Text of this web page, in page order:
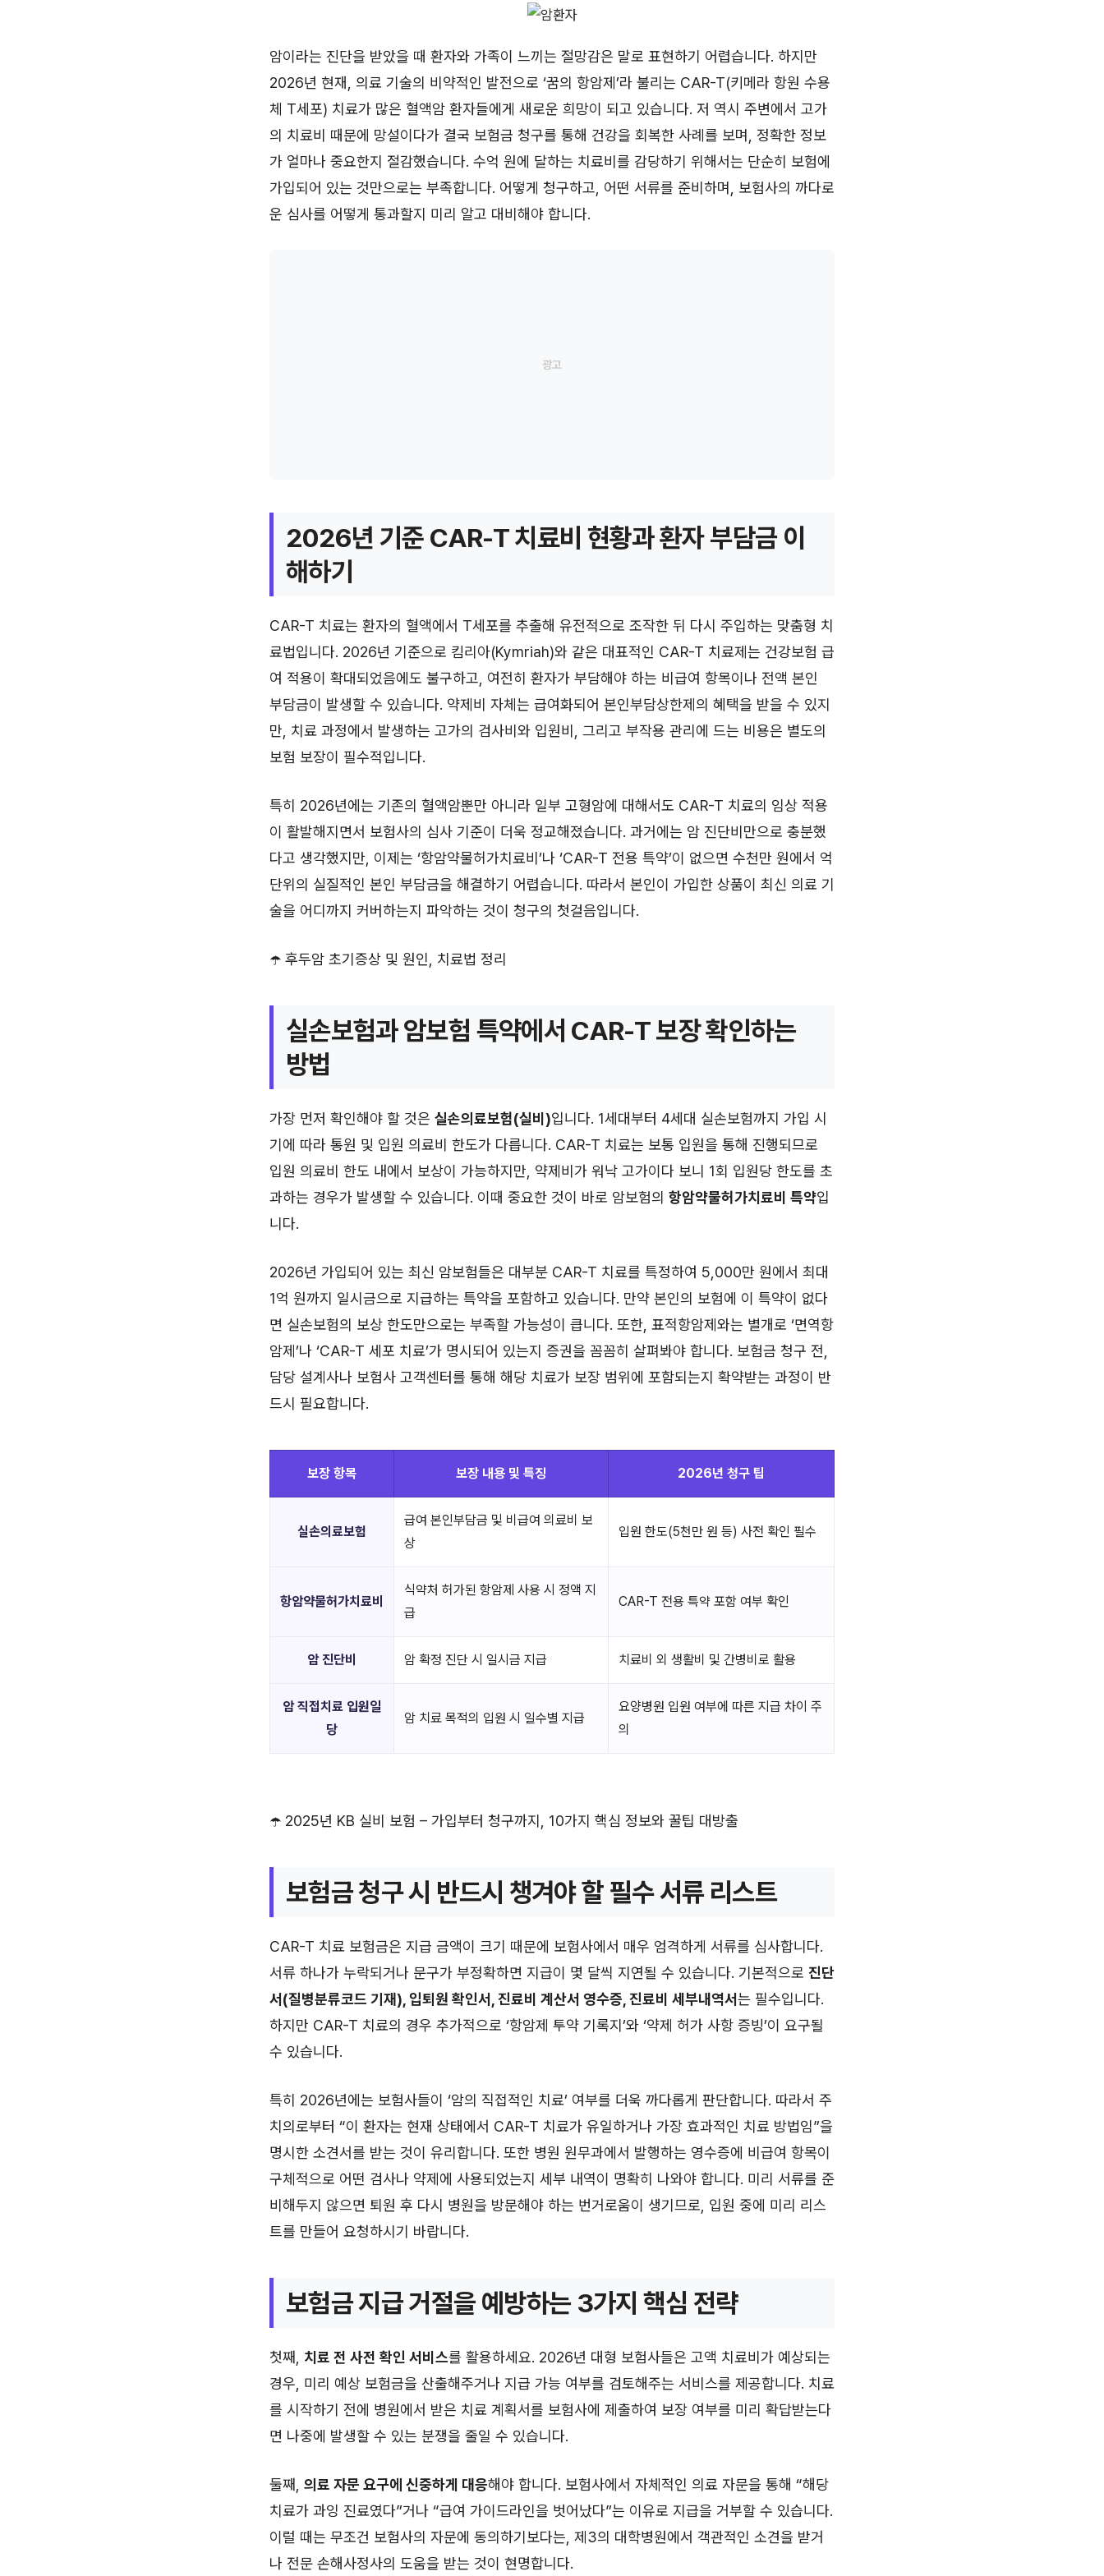
암이라는 진단을 받았을 때 환자와 가족이 느끼는 절망감은 말로 표현하기 어렵습니다. 하지만
2026년 현재, 의료 기술의 비약적인 발전으로 ‘꿈의 항암제’라 불리는 CAR-T(키메라 항원 수용
체 T세포) 치료가 많은 혈액암 환자들에게 새로운 희망이 되고 있습니다. 저 역시 주변에서 고가
의 치료비 때문에 망설이다가 결국 보험금 청구를 통해 건강을 회복한 사례를 보며, 정확한 정보
가 얼마나 중요한지 절감했습니다. 수억 원에 달하는 치료비를 감당하기 위해서는 단순히 보험에
가입되어 있는 것만으로는 부족합니다. 어떻게 청구하고, 어떤 서류를 준비하며, 보험사의 까다로
운 심사를 어떻게 통과할지 미리 알고 대비해야 합니다.
2026년 기준 CAR-T 치료비 현황과 환자 부담금 이
해하기
CAR-T 치료는 환자의 혈액에서 T세포를 추출해 유전적으로 조작한 뒤 다시 주입하는 맞춤형 치
료법입니다. 2026년 기준으로 킴리아(Kymriah)와 같은 대표적인 CAR-T 치료제는 건강보험 급
여 적용이 확대되었음에도 불구하고, 여전히 환자가 부담해야 하는 비급여 항목이나 전액 본인
부담금이 발생할 수 있습니다. 약제비 자체는 급여화되어 본인부담상한제의 혜택을 받을 수 있지
만, 치료 과정에서 발생하는 고가의 검사비와 입원비, 그리고 부작용 관리에 드는 비용은 별도의
보험 보장이 필수적입니다.
특히 2026년에는 기존의 혈액암뿐만 아니라 일부 고형암에 대해서도 CAR-T 치료의 임상 적용
이 활발해지면서 보험사의 심사 기준이 더욱 정교해졌습니다. 과거에는 암 진단비만으로 충분했
다고 생각했지만, 이제는 ‘항암약물허가치료비’나 ‘CAR-T 전용 특약’이 없으면 수천만 원에서 억
단위의 실질적인 본인 부담금을 해결하기 어렵습니다. 따라서 본인이 가입한 상품이 최신 의료 기
술을 어디까지 커버하는지 파악하는 것이 청구의 첫걸음입니다.
☂️ 후두암 초기증상 및 원인, 치료법 정리
실손보험과 암보험 특약에서 CAR-T 보장 확인하는
방법
가장 먼저 확인해야 할 것은 실손의료보험(실비)입니다. 1세대부터 4세대 실손보험까지 가입 시
기에 따라 통원 및 입원 의료비 한도가 다릅니다. CAR-T 치료는 보통 입원을 통해 진행되므로
입원 의료비 한도 내에서 보상이 가능하지만, 약제비가 워낙 고가이다 보니 1회 입원당 한도를 초
과하는 경우가 발생할 수 있습니다. 이때 중요한 것이 바로 암보험의 항암약물허가치료비 특약입
니다.
2026년 가입되어 있는 최신 암보험들은 대부분 CAR-T 치료를 특정하여 5,000만 원에서 최대
1억 원까지 일시금으로 지급하는 특약을 포함하고 있습니다. 만약 본인의 보험에 이 특약이 없다
면 실손보험의 보상 한도만으로는 부족할 가능성이 큽니다. 또한, 표적항암제와는 별개로 ‘면역항
암제’나 ‘CAR-T 세포 치료’가 명시되어 있는지 증권을 꼼꼼히 살펴봐야 합니다. 보험금 청구 전,
담당 설계사나 보험사 고객센터를 통해 해당 치료가 보장 범위에 포함되는지 확약받는 과정이 반
드시 필요합니다.
보장 항목 보장 내용 및 특징 2026년 청구 팁
실손의료보험
급여 본인부담금 및 비급여 의료비 보
상
입원 한도(5천만 원 등) 사전 확인 필수
항암약물허가치료비
식약처 허가된 항암제 사용 시 정액 지
급
CAR-T 전용 특약 포함 여부 확인
암 진단비 암 확정 진단 시 일시금 지급 치료비 외 생활비 및 간병비로 활용
암 직접치료 입원일
당
암 치료 목적의 입원 시 일수별 지급
요양병원 입원 여부에 따른 지급 차이 주
의
☂️ 2025년 KB 실비 보험 – 가입부터 청구까지, 10가지 핵심 정보와 꿀팁 대방출
보험금 청구 시 반드시 챙겨야 할 필수 서류 리스트
CAR-T 치료 보험금은 지급 금액이 크기 때문에 보험사에서 매우 엄격하게 서류를 심사합니다.
서류 하나가 누락되거나 문구가 부정확하면 지급이 몇 달씩 지연될 수 있습니다. 기본적으로 진단
서(질병분류코드 기재), 입퇴원 확인서, 진료비 계산서 영수증, 진료비 세부내역서는 필수입니다.
하지만 CAR-T 치료의 경우 추가적으로 ‘항암제 투약 기록지’와 ‘약제 허가 사항 증빙’이 요구될
수 있습니다.
특히 2026년에는 보험사들이 ‘암의 직접적인 치료’ 여부를 더욱 까다롭게 판단합니다. 따라서 주
치의로부터 “이 환자는 현재 상태에서 CAR-T 치료가 유일하거나 가장 효과적인 치료 방법임”을
명시한 소견서를 받는 것이 유리합니다. 또한 병원 원무과에서 발행하는 영수증에 비급여 항목이
구체적으로 어떤 검사나 약제에 사용되었는지 세부 내역이 명확히 나와야 합니다. 미리 서류를 준
비해두지 않으면 퇴원 후 다시 병원을 방문해야 하는 번거로움이 생기므로, 입원 중에 미리 리스
트를 만들어 요청하시기 바랍니다.
보험금 지급 거절을 예방하는 3가지 핵심 전략
첫째, 치료 전 사전 확인 서비스를 활용하세요. 2026년 대형 보험사들은 고액 치료비가 예상되는
경우, 미리 예상 보험금을 산출해주거나 지급 가능 여부를 검토해주는 서비스를 제공합니다. 치료
를 시작하기 전에 병원에서 받은 치료 계획서를 보험사에 제출하여 보장 여부를 미리 확답받는다
면 나중에 발생할 수 있는 분쟁을 줄일 수 있습니다.
둘째, 의료 자문 요구에 신중하게 대응해야 합니다. 보험사에서 자체적인 의료 자문을 통해 “해당
치료가 과잉 진료였다”거나 “급여 가이드라인을 벗어났다”는 이유로 지급을 거부할 수 있습니다.
이럴 때는 무조건 보험사의 자문에 동의하기보다는, 제3의 대학병원에서 객관적인 소견을 받거
나 전문 손해사정사의 도움을 받는 것이 현명합니다.